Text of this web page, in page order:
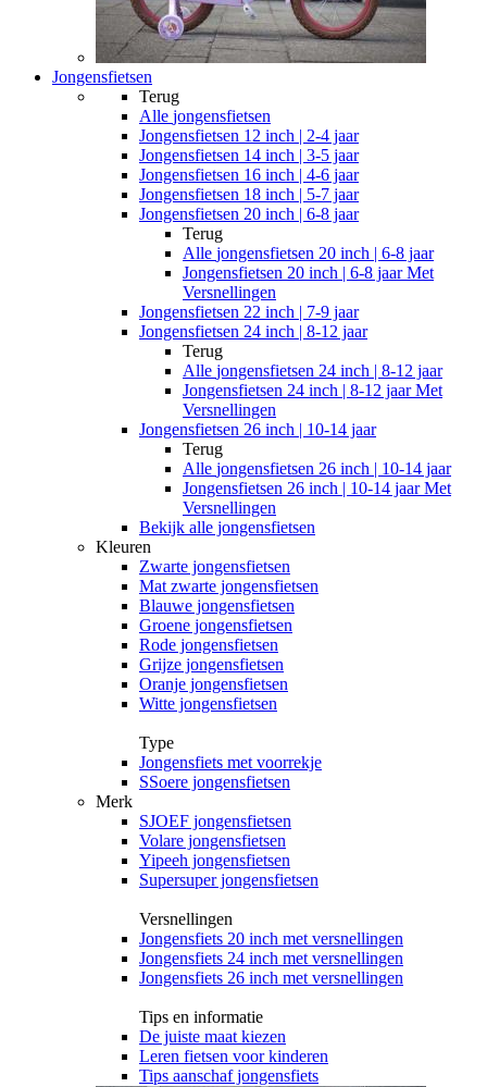
Jongensfietsen
Terug
Alle jongensfietsen
Jongensfietsen 12 inch | 2-4 jaar
Jongensfietsen 14 inch | 3-5 jaar
Jongensfietsen 16 inch | 4-6 jaar
Jongensfietsen 18 inch | 5-7 jaar
Jongensfietsen 20 inch | 6-8 jaar
Terug
Alle jongensfietsen 20 inch | 6-8 jaar
Jongensfietsen 20 inch | 6-8 jaar Met
Versnellingen
Jongensfietsen 22 inch | 7-9 jaar
Jongensfietsen 24 inch | 8-12 jaar
Terug
Alle jongensfietsen 24 inch | 8-12 jaar
Jongensfietsen 24 inch | 8-12 jaar Met
Versnellingen
Jongensfietsen 26 inch | 10-14 jaar
Terug
Alle jongensfietsen 26 inch | 10-14 jaar
Jongensfietsen 26 inch | 10-14 jaar Met
Versnellingen
Bekijk alle jongensfietsen
Kleuren
Zwarte jongensfietsen
Mat zwarte jongensfietsen
Blauwe jongensfietsen
Groene jongensfietsen
Rode jongensfietsen
Grijze jongensfietsen
Oranje jongensfietsen
Witte jongensfietsen
Type
Jongensfiets met voorrekje
SSoere jongensfietsen
Merk
SJOEF jongensfietsen
Volare jongensfietsen
Yipeeh jongensfietsen
Supersuper jongensfietsen
Versnellingen
Jongensfiets 20 inch met versnellingen
Jongensfiets 24 inch met versnellingen
Jongensfiets 26 inch met versnellingen
Tips en informatie
De juiste maat kiezen
Leren fietsen voor kinderen
Tips aanschaf jongensfiets